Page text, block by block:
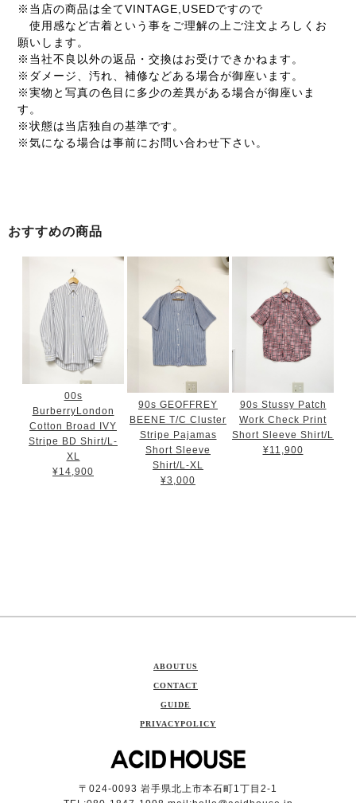
※当店の商品は全てVINTAGE,USEDですので
使用感など古着という事をご理解の上ご注文よろしくお
願いします。
※当社不良以外の返品・交換はお受けできかねます。
※ダメージ、汚れ、補修などある場合が御座います。
※実物と写真の色目に多少の差異がある場合が御座いま
す。
※状態は当店独自の基準です。
※気になる場合は事前にお問い合わせ下さい。
おすすめの商品
00s
BurberryLondon
Cotton Broad IVY
Stripe BD Shirt/L-
XL
¥14,900
90s GEOFFREY
BEENE T/C Cluster
Stripe Pajamas
Short Sleeve
Shirt/L-XL
¥3,000
90s Stussy Patch
Work Check Print
Short Sleeve Shirt/L
¥11,900
ABOUTUS
CONTACT
GUIDE
PRIVACYPOLICY
〒024-0093 岩手県北上市本石町1丁目2-1